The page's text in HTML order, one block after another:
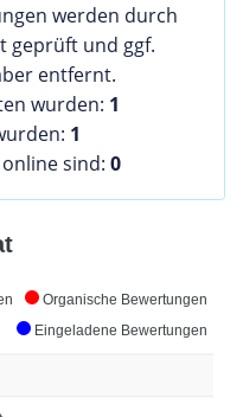
werden durch
geprüft und ggf.
entfernt.
wurden: 1
1
sind: 0
Organische Bewertungen
Eingeladene Bewertungen